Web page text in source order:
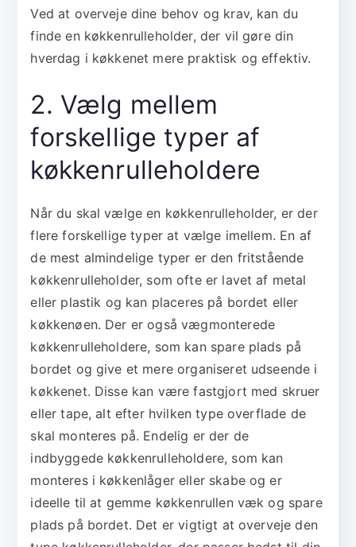
Ved at overveje dine behov og krav, kan du
finde en køkkenrulleholder, der vil gøre din
hverdag i køkkenet mere praktisk og effektiv.
2. Vælg mellem
forskellige typer af
køkkenrulleholdere
Når du skal vælge en køkkenrulleholder, er der
flere forskellige typer at vælge imellem. En af
de mest almindelige typer er den fritstående
køkkenrulleholder, som ofte er lavet af metal
eller plastik og kan placeres på bordet eller
køkkenøen. Der er også vægmonterede
køkkenrulleholdere, som kan spare plads på
bordet og give et mere organiseret udseende i
køkkenet. Disse kan være fastgjort med skruer
eller tape, alt efter hvilken type overflade de
skal monteres på. Endelig er der de
indbyggede køkkenrulleholdere, som kan
monteres i køkkenlåger eller skabe og er
ideelle til at gemme køkkenrullen væk og spare
plads på bordet. Det er vigtigt at overveje den